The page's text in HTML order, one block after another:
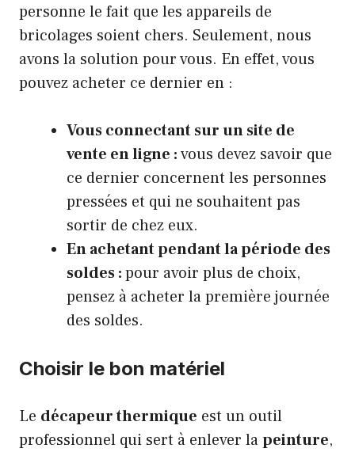
personne le fait que les appareils de
bricolages soient chers. Seulement, nous
avons la solution pour vous. En effet, vous
pouvez acheter ce dernier en :
Vous connectant sur un site de
vente en ligne :vous devez savoir que
ce dernier concernent les personnes
pressées et qui ne souhaitent pas
sortir de chez eux.
En achetant pendant la période des
soldes :pour avoir plus de choix,
pensez à acheter la première journée
des soldes.
Choisir le bon matériel
Le décapeur thermique est un outil
professionnel qui sert à enlever lapeinture,